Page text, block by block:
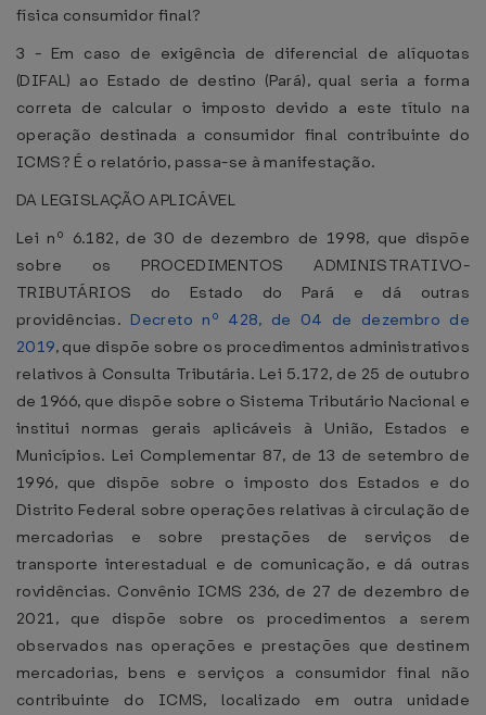
física consumidor final?
3 - Em caso de exigência de diferencial de alíquotas
(DIFAL) ao Estado de destino (Pará), qual seria a forma
correta de calcular o imposto devido a este título na
operação destinada a consumidor final contribuinte do
ICMS? É o relatório, passa-se à manifestação.
DA LEGISLAÇÃO APLICÁVEL
Lei nº 6.182, de 30 de dezembro de 1998, que dispõe
sobre os PROCEDIMENTOS ADMINISTRATIVO-
TRIBUTÁRIOS do Estado do Pará e dá outras
providências. Decreto nº 428, de 04 de dezembro de
2019, que dispõe sobre os procedimentos administrativos
relativos à Consulta Tributária. Lei 5.172, de 25 de outubro
de 1966, que dispõe sobre o Sistema Tributário Nacional e
institui normas gerais aplicáveis à União, Estados e
Municípios. Lei Complementar 87, de 13 de setembro de
1996, que dispõe sobre o imposto dos Estados e do
Distrito Federal sobre operações relativas à circulação de
mercadorias e sobre prestações de serviços de
transporte interestadual e de comunicação, e dá outras
rovidências. Convênio ICMS 236, de 27 de dezembro de
2021, que dispõe sobre os procedimentos a serem
observados nas operações e prestações que destinem
mercadorias, bens e serviços a consumidor final não
contribuinte do ICMS, localizado em outra unidade